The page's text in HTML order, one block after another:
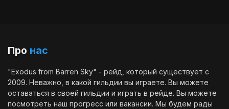
Про нас
"Exodus from Barren Sky" - рейд, который существует с
2009. Неважно, в какой гильдии вы играете. Вы можете
оставаться в своей гильдии и играть в рейде. Вы можете
посмотреть наш прогресс или вакансии. Мы будем рады